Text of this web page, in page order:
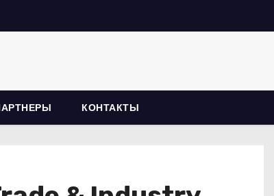
КОНТАКТЫ